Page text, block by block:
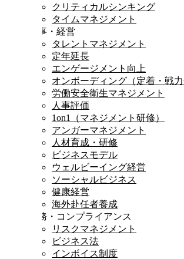
クリティカルシンキング
タイムマネジメント
人事・経営
タレントマネジメント
定年延長
エンゲージメント向上
オンボーディング（定着・戦力
労働安全衛生マネジメント
人事評価
1on1（マネジメント研修）
アンガーマネジメント
人材育成・研修
ビジネスモデル
ウェルビーイング経営
ソーシャルビジネス
健康経営
海外赴任者養成
法務・コンプライアンス
リスクマネジメント
ビジネス法
インボイス制度